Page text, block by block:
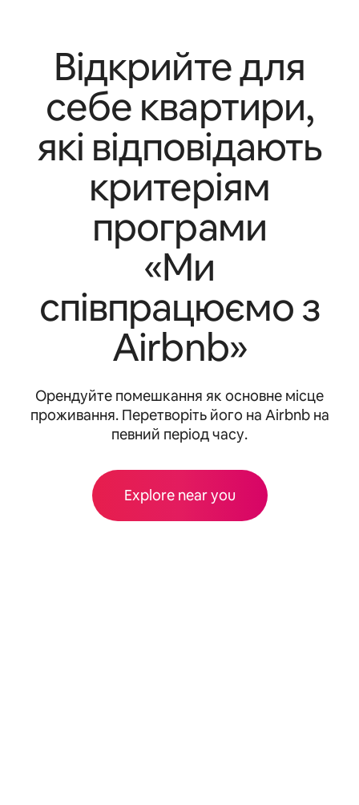
Відкрийте для
себе квартири,
які відповідають
критеріям
програми
«Ми
співпрацюємо з
Airbnb»
Орендуйте помешкання як основне місце
проживання. Перетворіть його на Airbnb на
певний період часу.
Explore near you